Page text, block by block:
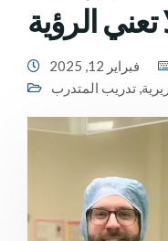
تعني الرؤية
فبراير 12, 2025
, تدريب المتدرب